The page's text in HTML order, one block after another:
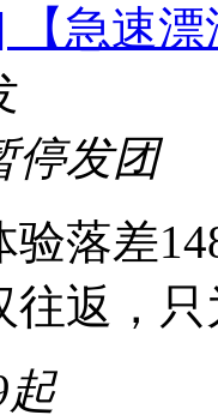
【急速
停发团
验落差
往返，只
起